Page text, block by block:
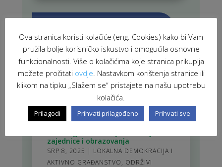
POVEZANE NOVOSTI
zajednice i obrazovanja
SRP 8, 2025 | LOKALNA DEMOKRACIJA I
AKTIVNO GRAĐANSTVO, ODRŽIVI
Ova stranica koristi kolačiće (eng. Cookies) kako bi Vam
pružila bolje korisničko iskustvo i omogućila osnovne
funkcionalnosti. Više o kolačićima koje stranica prikuplja
možete pročitati ovdje. Nastavkom korištenja stranice ili
klikom na tipku „Slažem se“ pristajete na našu upotrebu
kolačića.
Prilagodi Prihvati prilagođeno Prihvati sve